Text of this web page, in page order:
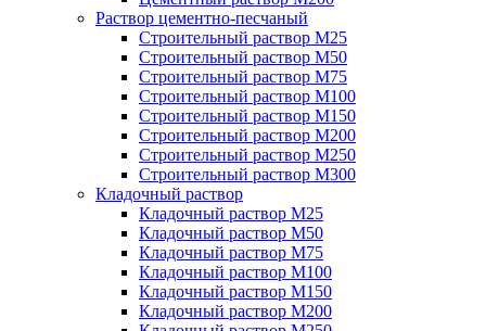
Раствор цементно-песчаный
Строительный раствор М25
Строительный раствор М50
Строительный раствор М75
Строительный раствор М100
Строительный раствор М150
Строительный раствор М200
Строительный раствор М250
Строительный раствор М300
Кладочный раствор
Кладочный раствор М25
Кладочный раствор М50
Кладочный раствор М75
Кладочный раствор М100
Кладочный раствор М150
Кладочный раствор М200